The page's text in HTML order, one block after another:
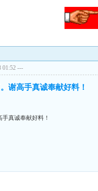
01:52 ---
谢高手真诚奉献好料！
真诚奉献好料！